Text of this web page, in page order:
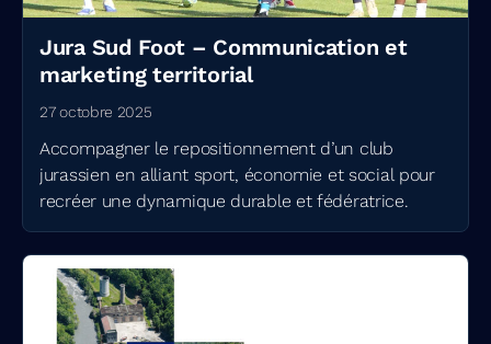
Jura Sud Foot – Communication et
marketing territorial
27 octobre 2025
Accompagner le repositionnement d’un club
jurassien en alliant sport, économie et social pour
recréer une dynamique durable et fédératrice.